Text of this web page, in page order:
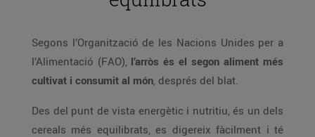
Segons l’Organització de les Nacions Unides per a
l’Alimentació (FAO), l’arròs és el segon aliment més
cultivat i consumit al món, després del blat.
Des del punt de vista energètic i nutritiu, és un dels
cereals més equilibrats, es digereix fàcilment i té